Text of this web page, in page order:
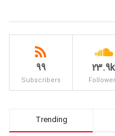
23.9k
99
Subscribers
Trending